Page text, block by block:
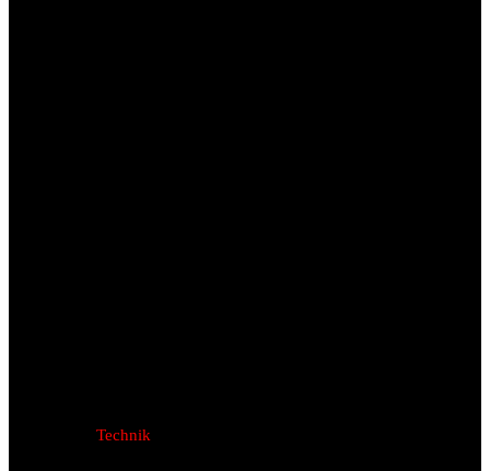
Technik